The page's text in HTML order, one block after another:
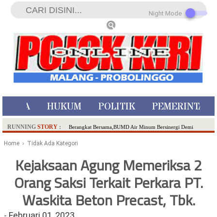
HUKUM POLITIK
RUNNING STORY : Berangkat Bersama,BUMD Air Minum Bersinergi Demi
Ditangkap di Kediri,Satu Buron
SDN Sumberejo 02 Kota Batu Kembangkan Program Inovasi
Literasi Melalui LASKAR JODA, Usung Filosofi Gelar Sehelai
Tikar
Ambulance Dari Berbagai Daerah Padati Kota Wisata Batu
Home › Tidak Ada Kategori
Kejaksaan Agung Memeriksa 2
Orang Saksi Terkait Perkara PT.
Waskita Beton Precast, Tbk.
Night Mode